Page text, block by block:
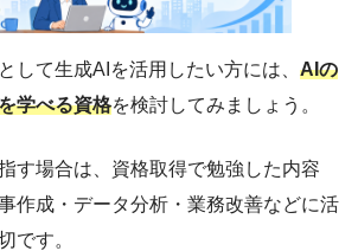
して生成AIを活用したい方には、 AIの
学べる資格を検討してみましょう。
す場合は、資格取得で勉強した内容
作成・データ分析・業務改善などに活
です。